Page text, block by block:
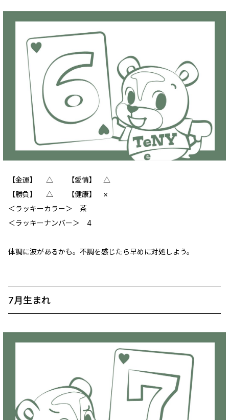
【金運】 △ 【愛情】 △
【勝負】 △ 【健康】 ×
＜ラッキーカラー＞ 茶
＜ラッキーナンバー＞ 4
体調に波があるかも。不調を感じたら早めに対処しよう。
7月生まれ